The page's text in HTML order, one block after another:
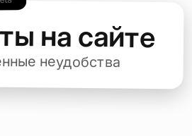
на сайте
неудобства